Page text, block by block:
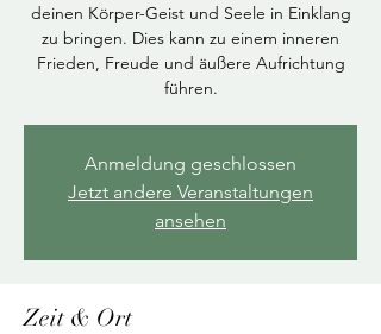
deinen Körper-Geist und Seele in Einklang
zu bringen. Dies kann zu einem inneren
Frieden, Freude und äußere Aufrichtung
führen.
Anmeldung geschlossen
Jetzt andere Veranstaltungen
ansehen
Zeit & Ort